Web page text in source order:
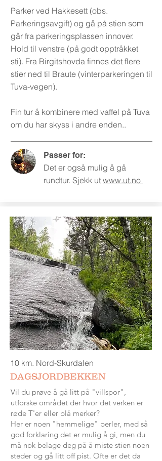
Parker ved Hakkesett (obs.
Parkeringsavgift) og gå på stien som
går fra parkeringsplassen innover.
Hold til venstre (på godt opptråkket
sti). Fra Birgitshovda finnes det flere
stier ned til Braute (vinterparkeringen til
Tuva-vegen).
Fin tur å kombinere med vaffel på Tuva
om du har skyss i andre enden..
Det er også mulig å gå
rundtur. Sjekk ut www.ut.no
Passer for:
10 km. Nord-Skurdalen
DAGSJORDBEKKEN
Vil du prøve å gå litt på "villspor",
utforske området der hvor det verken er
røde T'er eller blå merker?
Her er noen "hemmelige" perler, med så
god forklaring det er mulig å gi, men du
må nok belage deg på å miste stien noen
steder og gå litt off pist. Ofte er det da